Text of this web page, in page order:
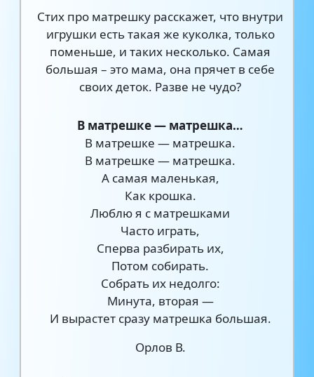
Стих про матрешку расскажет, что внутри
игрушки есть такая же куколка, только
поменьше, и таких несколько. Самая
большая – это мама, она прячет в себе
своих деток. Разве не чудо?
В матрешке — матрешка…
В матрешке — матрешка.
В матрешке — матрешка.
А самая маленькая,
Как крошка.
Люблю я с матрешками
Часто играть,
Сперва разбирать их,
Потом собирать.
Собрать их недолго:
Минута, вторая —
И вырастет сразу матрешка большая.
Орлов В.